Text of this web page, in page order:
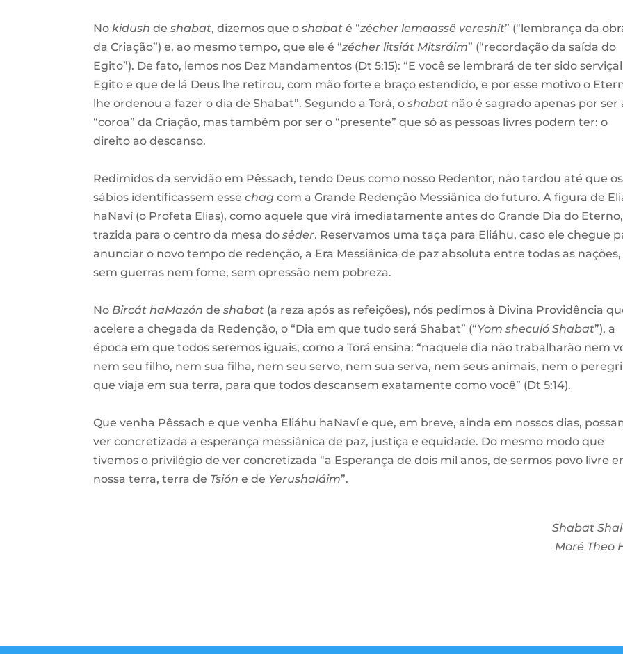
Nokidush deshabat, dizemos que oshabat é “zécher lemaassê vereshít” (“lembrança da
da Criação”) e, ao mesmo tempo, que ele é “zécher litsiát Mitsráim” (“recordação da saída do
Egito”). De fato, lemos nos Dez Mandamentos (Dt 5:15): “E você se lembrará de ter sido
Egito e que de lá Deus lhe retirou, com mão forte e braço estendido, e por esse motivo o
lhe ordenou a fazer o dia de Shabat”. Segundo a Torá, oshabat não é sagrado apenas por ser
“coroa” da Criação, mas também por ser o “presente” que só as pessoas livres podem ter: o
direito ao descanso.
Redimidos da servidão em Pêssach, tendo Deus como nosso Redentor, não tardou até que os
sábios identificassem essechag com a Grande Redenção Messiânica do futuro. A figura de
haNaví (o Profeta Elias), como aquele que virá imediatamente antes do Grande Dia do
trazida para o centro da mesa dosêder. Reservamos uma taça para Eliáhu, caso ele chegue
anunciar o novo tempo de redenção, a Era Messiânica de paz absoluta entre todas as nações,
sem guerras nem fome, sem opressão nem pobreza.
No Bircát haMazón deshabat (a reza após as refeições), nós pedimos à Divina Providência
acelere a chegada da Redenção, o “Dia em que tudo será Shabat” (“Yom sheculó Shabat”), a
época em que todos seremos iguais, como a Torá ensina: “naquele dia não trabalharão nem
nem seu filho, nem sua filha, nem seu servo, nem sua serva, nem seus animais, nem o
que viaja em sua terra, para que todos descansem exatamente como você” (Dt 5:14).
Que venha Pêssach e que venha Eliáhu haNaví e que, em breve, ainda em nossos dias,
ver concretizada a esperança messiânica de paz, justiça e equidade. Do mesmo modo que
tivemos o privilégio de ver concretizada “a Esperança de dois mil anos, de sermos povo livre
nossa terra, terra de Tsióne de Yerushaláim”.
Shabat
Moré Theo